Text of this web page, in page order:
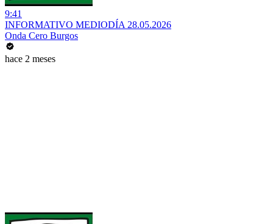
9:41
INFORMATIVO MEDIODÍA 28.05.2026
Onda Cero Burgos
hace 2 meses